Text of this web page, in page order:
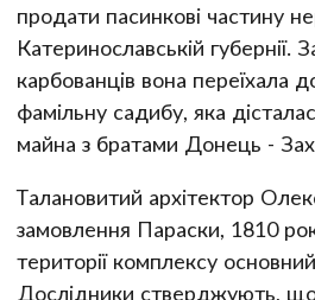
продати пасинкові частину
Катеринославській губернії.
карбованців вона переїхала
фамільну садибу, яка
майна з братами Донець -
Талановитий архітектор
замовлення Параски, 1810
території комплексу
Дослідники стверджують,